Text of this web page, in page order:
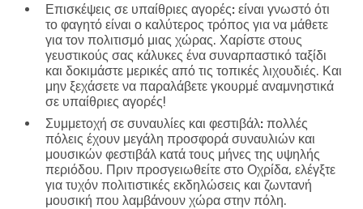
Επισκέψεις σε υπαίθριες αγορές: είναι γνωστό ότι
το φαγητό είναι ο καλύτερος τρόπος για να μάθετε
για τον πολιτισμό μιας χώρας. Χαρίστε στους
γευστικούς σας κάλυκες ένα συναρπαστικό ταξίδι
και δοκιμάστε μερικές από τις τοπικές λιχουδιές. Και
μην ξεχάσετε να παραλάβετε γκουρμέ αναμνηστικά
σε υπαίθριες αγορές!
Συμμετοχή σε συναυλίες και φεστιβάλ: πολλές
πόλεις έχουν μεγάλη προσφορά συναυλιών και
μουσικών φεστιβάλ κατά τους μήνες της υψηλής
περιόδου. Πριν προσγειωθείτε στο Οχρίδα, ελέγξτε
για τυχόν πολιτιστικές εκδηλώσεις και ζωντανή
μουσική που λαμβάνουν χώρα στην πόλη.